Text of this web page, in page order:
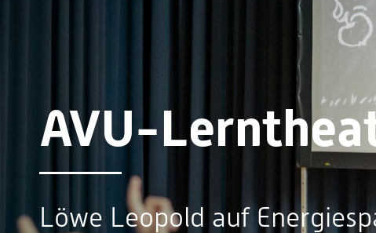
AVU-
Löwe Leopold auf